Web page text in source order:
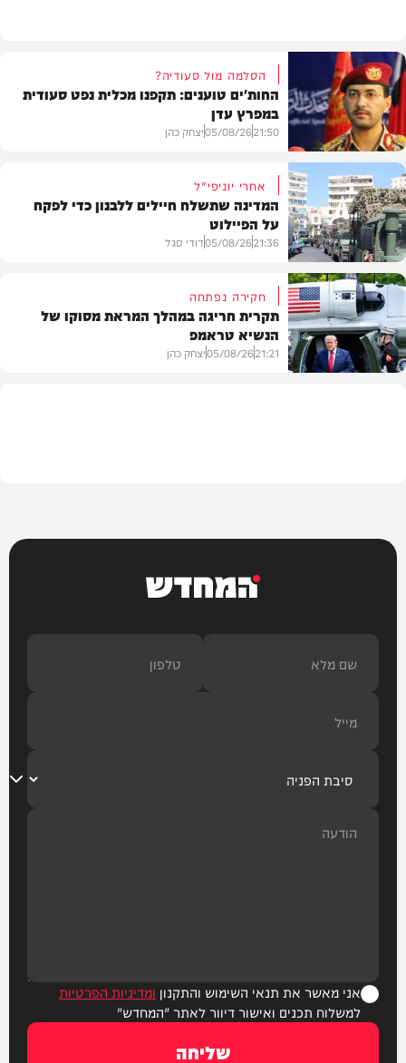
צבא וביטחון
הסלמה מול סעודיה?
החות'ים טוענים: תקפנו מכלית נפט סעודית
במפרץ עדן
21:50
05/08/26יצחק כהן
מדיני
אחרי יוניפי"ל
המדינה שתשלח חיילים ללבנון כדי לפקח
על הפיילוט
21:36
05/08/26דודי סגל
חקירה נפתחה
תקרית חריגה במהלך המראת מסוקו של
הנשיא טראמפ
21:21
05/08/26יצחק כהן
המחדש
אני מאשר את תנאי השימוש והתקנון ומדיניות הפרטיות
למשלוח תכנים ואישור דיוור לאתר "המחדש"
שליחה